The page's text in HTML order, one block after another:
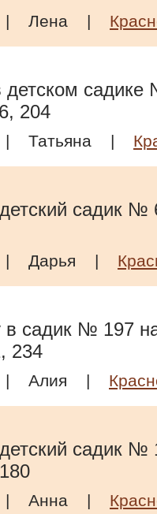
Лена |
садике
204
Татьяна |
садик №
Дарья |
садик № 197
234
Алия |
садик №
Анна |